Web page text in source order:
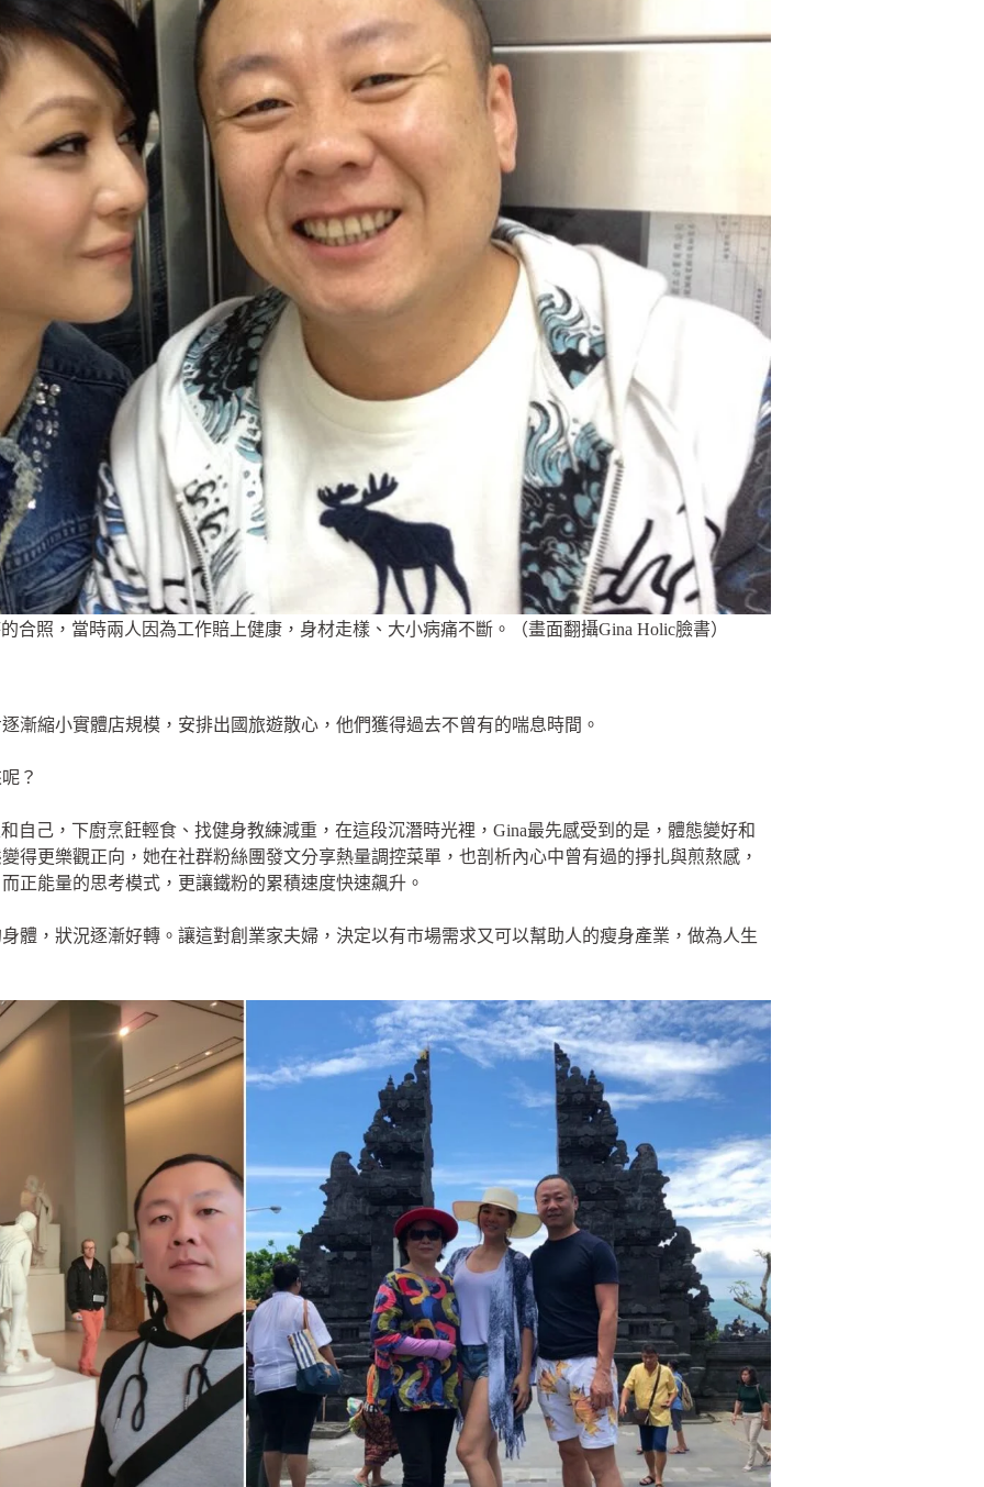
合照，當時兩人因為工作賠上健康，身材走樣、大小病痛不斷。（畫面翻攝Gina Holic臉書）
漸縮小實體店規模，安排出國旅遊散心，他們獲得過去不曾有的喘息時間。
？
自己，下廚烹飪輕食、找健身教練減重，在這段沉潛時光裡，Gina最先感受到的是，體態變好和
得更樂觀正向，她在社群粉絲團發文分享熱量調控菜單，也剖析內心中曾有過的掙扎與煎熬感，
正能量的思考模式，更讓鐵粉的累積速度快速飆升。
體，狀況逐漸好轉。讓這對創業家夫婦，決定以有市場需求又可以幫助人的瘦身產業，做為人生